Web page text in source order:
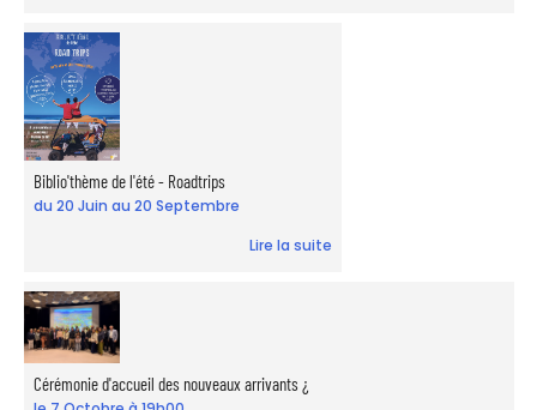
Biblio'thème de l'été - Roadtrips
du 20 Juin au 20 Septembre
Lire la suite
Cérémonie d'accueil des nouveaux arrivants ¿